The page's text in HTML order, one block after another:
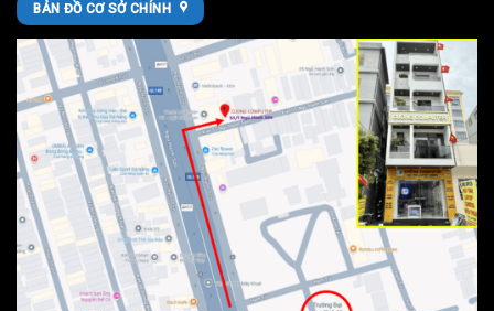
BẢN ĐỒ CƠ SỞ CHÍNH